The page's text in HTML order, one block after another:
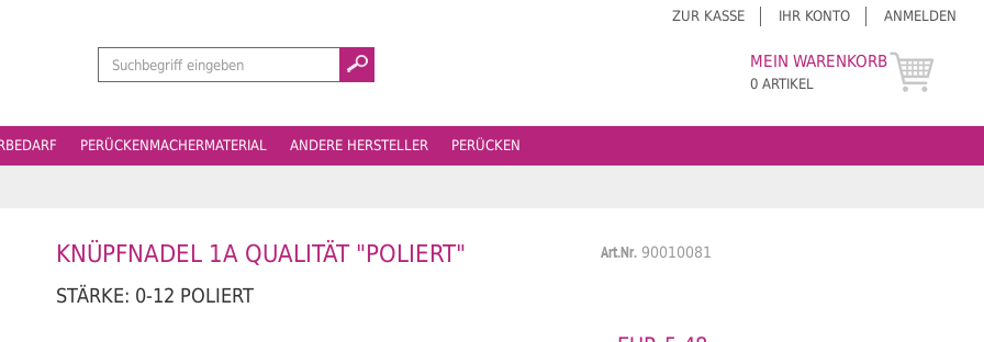
ZUR KASSE IHR KONTO ANMELDEN
Suchen MEIN WARENKORB
0 ARTIKEL
PERÜCKENMACHERMATERIAL ANDERE HERSTELLER PERÜCKEN
KNÜPFNADEL 1A QUALITÄT "POLIERT" Art.Nr.90010081
STÄRKE: 0-12 POLIERT